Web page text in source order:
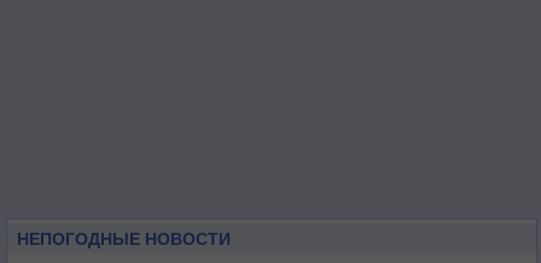
НЕПОГОДНЫЕ НОВОСТИ